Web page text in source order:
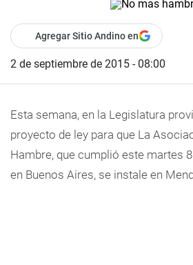
Agregar Sitio Andino en
2 de septiembre de 2015 - 08:00
Esta semana, en la Legislatura
proyecto de ley para que La
Hambre, que cumplió este martes
en Buenos Aires, se instale en